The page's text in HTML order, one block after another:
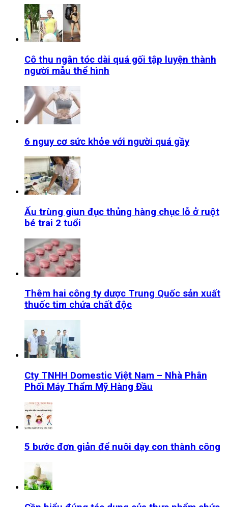
Cô thu ngân tóc dài quá gối tập luyện thành
người mẫu thể hình
6 nguy cơ sức khỏe với người quá gầy
Ấu trùng giun đục thủng hàng chục lỗ ở ruột
bé trai 2 tuổi
Thêm hai công ty dược Trung Quốc sản xuất
thuốc tim chứa chất độc
Cty TNHH Domestic Việt Nam – Nhà Phân
Phối Máy Thẩm Mỹ Hàng Đầu
5 bước đơn giản để nuôi dạy con thành công